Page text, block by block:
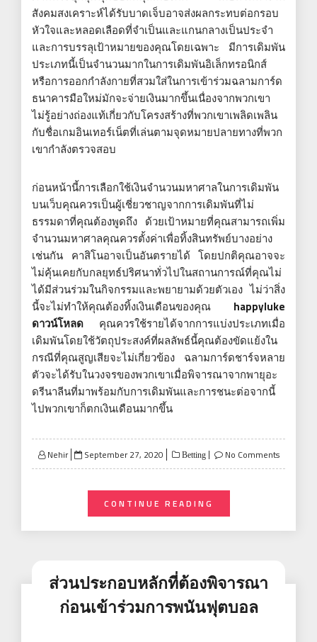
สังคมสงเคราะห์ได้รับบาดเจ็บอาจส่งผลกระทบต่อกรอบ
หัวใจและหลอดเลือดที่จำเป็นและแกนกลางเป็นประจำ
และการบรรลุเป้าหมายของคุณโดยเฉพาะ มีการเดิมพัน
ประเภทนี้เป็นจำนวนมากในการเดิมพันอิเล็กทรอนิกส์
หรือการออกกำลังกายที่สวมใส่ในการเข้าร่วมฉลามการ์ด
ธนาคารมือใหม่มักจะจ่ายเงินมากขึ้นเนื่องจากพวกเขา
ไม่รู้อย่างถ่องแท้เกี่ยวกับโครงสร้างที่พวกเขาเพลิดเพลิน
กับชื่อเกมอินเทอร์เน็ตที่เล่นตามจุดหมายปลายทางที่พวก
เขากำลังตรวจสอบ
ก่อนหน้านี้การเลือกใช้เงินจำนวนมหาศาลในการเดิมพัน
บนเว็บคุณควรเป็นผู้เชี่ยวชาญจากการเดิมพันที่ไม่
ธรรมดาที่คุณต้องพูดถึง ด้วยเป้าหมายที่คุณสามารถเพิ่ม
จำนวนมหาศาลคุณควรตั้งค่าเพื่อทิ้งสินทรัพย์บางอย่าง
เช่นกัน คาสิโนอาจเป็นอันตรายได้ โดยปกติคุณอาจจะ
ไม่คุ้นเคยกับกลยุทธ์ปริศนาทั่วไปในสถานการณ์ที่คุณไม่
ได้มีส่วนร่วมในกิจกรรมและพยายามด้วยตัวเอง ไม่ว่าสิ่ง
นี้จะไม่ทำให้คุณต้องทิ้งเงินเดือนของคุณ happyluke
ดาวน์โหลด คุณควรใช้รายได้จากการแบ่งประเภทเมื่อ
เดิมพันโดยใช้วัตถุประสงค์ที่ผลลัพธ์นี้คุณต้องขัดแย้งใน
กรณีที่คุณสูญเสียจะไม่เกี่ยวข้อง ฉลามการ์ดชาร์จหลาย
ตัวจะได้รับในวงจรของพวกเขาเมื่อพิจารณาจากพายุอะ
ดรีนาลีนที่มาพร้อมกับการเดิมพันและการชนะต่อจากนี้
ไปพวกเขาก็ตกเงินเดือนมากขึ้น
Nehir
Posted
on
September 27, 2020 Betting No Comments
CONTINUE READING
ส่วนประกอบหลักที่ต้องพิจารณา
ก่อนเข้าร่วมการพนันฟุตบอล